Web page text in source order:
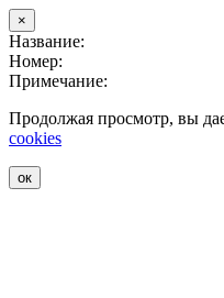
×
Название:
Номер:
Примечание:
Продолжая просмотр, вы
cookies
ок